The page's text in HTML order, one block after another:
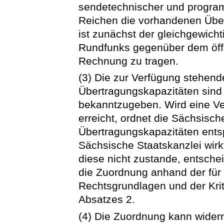
sendetechnischer und
Reichen die vorhandenen
ist zunächst der
Rundfunks gegenüber dem
Rechnung zu tragen.
(3) Die zur Verfügung
Übertragungskapazitäten
bekanntzugeben. Wird eine
erreicht, ordnet die
Übertragungskapazitäten
Sächsische Staatskanzlei
diese nicht zustande,
die Zuordnung anhand der
Rechtsgrundlagen und der
Absatzes 2.
(4) Die Zuordnung kann